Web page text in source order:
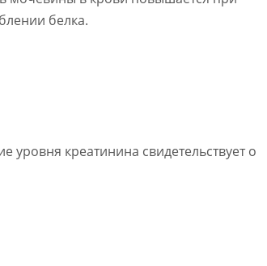
белка.
креатинина свидетельствует о